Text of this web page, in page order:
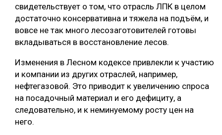
свидетельствует о том, что отрасль ЛПК в целом
достаточно консервативна и тяжела на подъём, и
вовсе не так много лесозаготовителей готовы
вкладываться в восстановление лесов.
Изменения в Лесном кодексе привлекли к участию
и компании из других отраслей, например,
нефтегазовой. Это приводит к увеличению спроса
на посадочный материал и его дефициту, а
следовательно, и к неминуемому росту цен на
него.